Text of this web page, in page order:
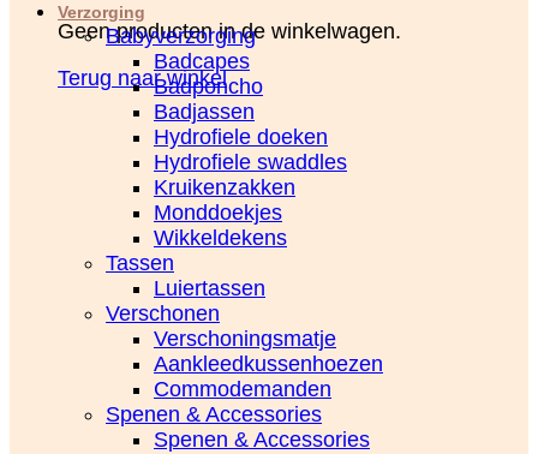
Geen producten in de winkelwagen.
Terug naar winkel
Verzorging
Babyverzorging
Badcapes
Badponcho
Badjassen
Hydrofiele doeken
Hydrofiele swaddles
Kruikenzakken
Monddoekjes
Wikkeldekens
Tassen
Luiertassen
Verschonen
Verschoningsmatje
Aankleedkussenhoezen
Commodemanden
Spenen & Accessories
Spenen & Accessories